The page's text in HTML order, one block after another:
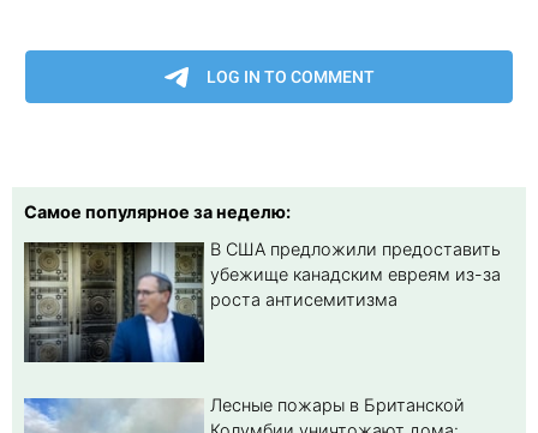
Самое популярное за неделю:
В США предложили предоставить
убежище канадским евреям из-за
роста антисемитизма
Лесные пожары в Британской